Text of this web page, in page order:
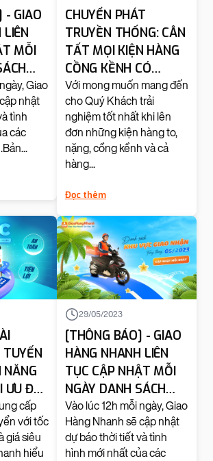
- GIAO
LIÊN
MỖI
NHẬN
Giao
nhật
tình
các
CHUYỂN PHÁT
TRUYỀN THỐNG: CÂN
TẤT MỌI KIỆN HÀNG
CỒNG KỀNH CÓ
TRỌNG LƯỢNG LỚN,
TẶNG VOUCHER GIẢM
50% CƯỚC PHÍ VẬN
CHUYỂN
Với mong muốn mang đến
cho Quý Khách trải
nghiệm tốt nhất khi lên
đơn những kiện hàng to,
nặng, cồng kềnh và cả
hàng...
Đọc thêm
TUYẾN
ƯU ĐÃ
cấp
với tốc
giá siêu
hiểu
29/05/2023
[THÔNG BÁO] - GIAO
HÀNG NHANH LIÊN
TỤC CẬP NHẬT MỖI
NGÀY DANH SÁCH
KHU VỰC GIAO NHẬN
TRONG THÁNG
05/2023
Vào lúc 12h mỗi ngày, Giao
Hàng Nhanh sẽ cập nhật
dự báo thời tiết và tình
hình mới nhất của các